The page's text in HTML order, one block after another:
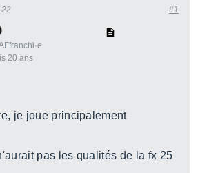
20 ans
#1
je joue principalement
pas les qualités de la fx 25